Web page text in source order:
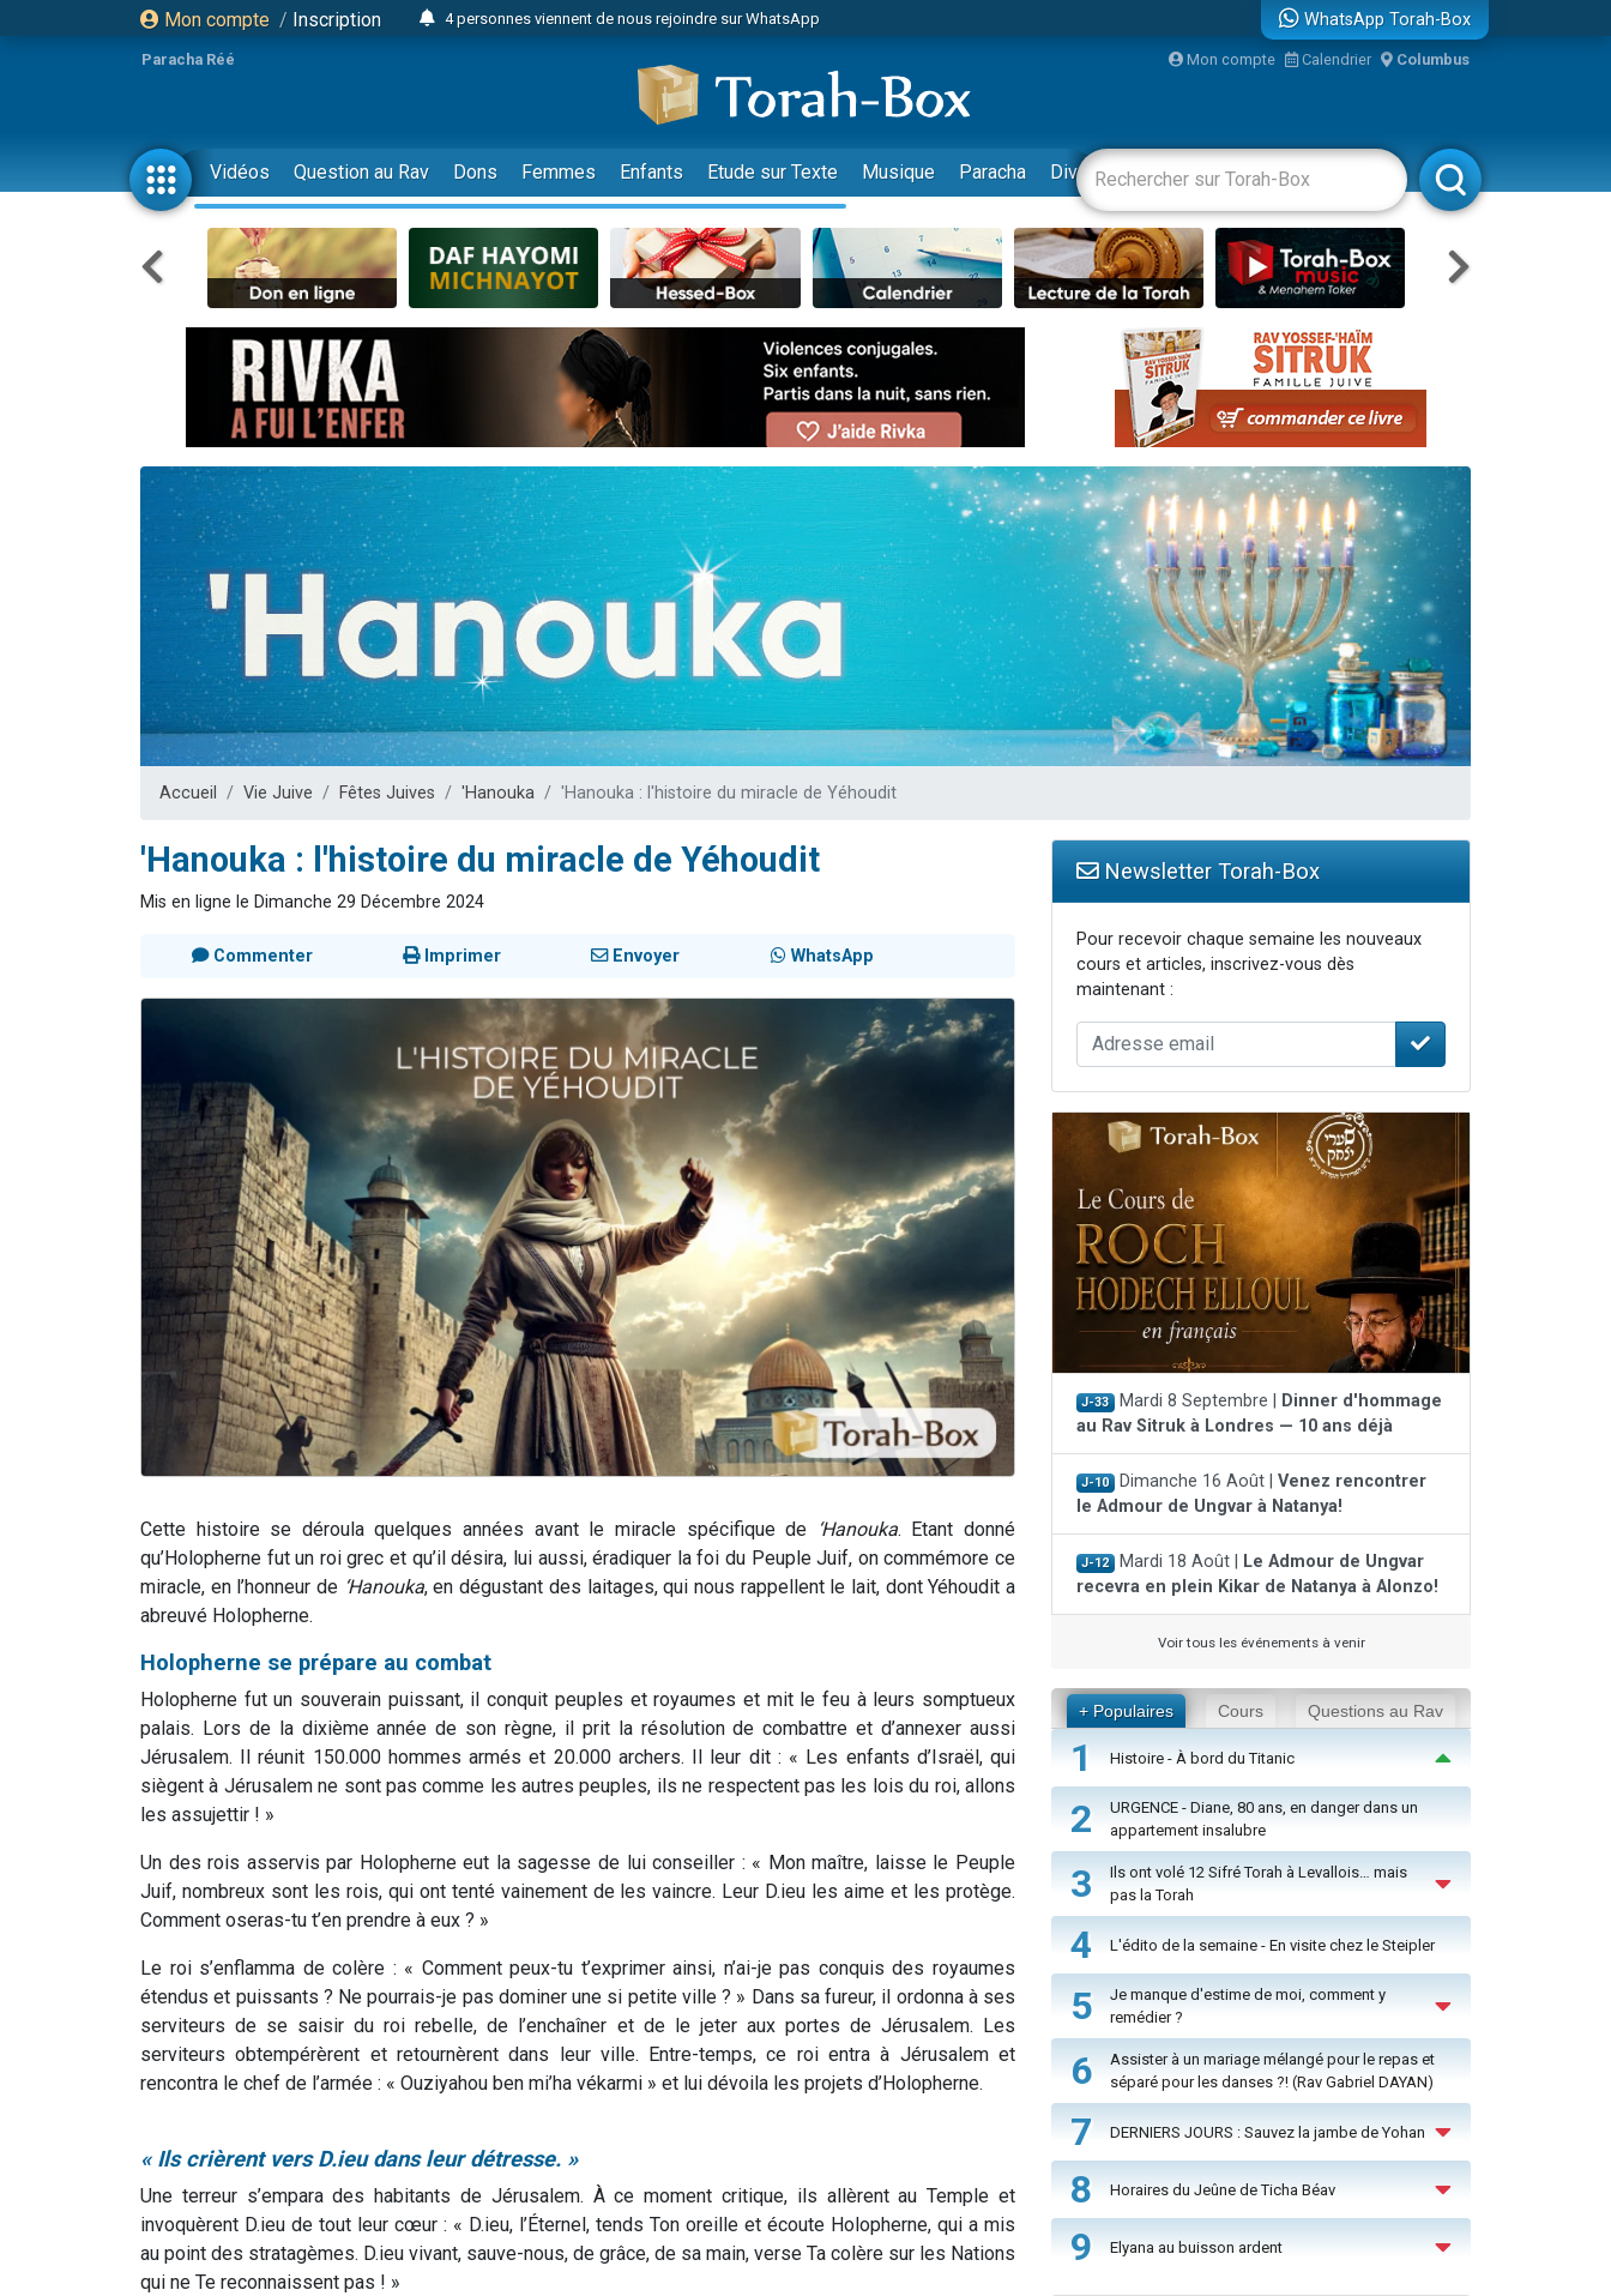
Mon compte / Inscription
4 personnes viennent de nous rejoindre sur WhatsApp
Odaya vient de donner son Maasser
3 personnes viennent de faire un don pour 5 jours de vacances aux Orphelins
3 personnes viennent de faire un don pour Diane, 80 ans, dans un appartement insalubre
13 personnes viennent de demander une bénédiction
2 personnes viennent de nous rejoindre sur WhatsApp
30 personnes viennent de faire un don pour Sauvez la jambe de Yohan
Il reste 49 places pour étudier en groupe sur Zoom
12 nouvelles musiques dans Torah-Box Music
3 personnes viennent de nous rejoindre sur WhatsApp
2 personnes viennent de nous rejoindre sur WhatsApp
3 personnes viennent de nous rejoindre sur WhatsApp
2 nouvelles musiques dans Torah-Box Music
8 personnes viennent de faire un don pour Tsédaka : pauvres d'Israel
Nouvelle émission radio : Visions de grandeur n°104 : Le Chabbath et le Birkat Hamazone à travers le temps
61 personnes viennent de demander une bénédiction
Ariel vient de donner son Maasser
Il reste 49 places pour étudier en groupe sur Zoom
Eva vient de donner son Maasser
WhatsApp Torah-Box
Paracha Réé Mon compte Calendrier Columbus
Vidéos Question au Rav Dons Femmes Enfants Etude sur Texte Musique Paracha Divertissements Livres Rabbanim
Accueil Vie Juive Fêtes Juives 'Hanouka 'Hanouka : l'histoire du miracle de Yéhoudit
'Hanouka : l'histoire du miracle de Yéhoudit
Mis en ligne le Dimanche 29 Décembre 2024
Commenter Imprimer Envoyer WhatsApp
Cette histoire se déroula quelques années avant le miracle spécifique de ‘Hanouka. Etant donné
qu’Holopherne fut un roi grec et qu’il désira, lui aussi, éradiquer la foi du Peuple Juif, on commémore ce
miracle, en l’honneur de ‘Hanouka, en dégustant des laitages, qui nous rappellent le lait, dont Yéhoudit a
abreuvé Holopherne.
Holopherne se prépare au combat
Holopherne fut un souverain puissant, il conquit peuples et royaumes et mit le feu à leurs somptueux
palais. Lors de la dixième année de son règne, il prit la résolution de combattre et d’annexer aussi
Jérusalem. Il réunit 150.000 hommes armés et 20.000 archers. Il leur dit : « Les enfants d’Israël, qui
siègent à Jérusalem ne sont pas comme les autres peuples, ils ne respectent pas les lois du roi, allons
les assujettir ! »
Un des rois asservis par Holopherne eut la sagesse de lui conseiller : « Mon maître, laisse le Peuple
Juif, nombreux sont les rois, qui ont tenté vainement de les vaincre. Leur D.ieu les aime et les protège.
Comment oseras-tu t’en prendre à eux ? »
Le roi s’enflamma de colère : « Comment peux-tu t’exprimer ainsi, n’ai-je pas conquis des royaumes
étendus et puissants ? Ne pourrais-je pas dominer une si petite ville ? » Dans sa fureur, il ordonna à ses
serviteurs de se saisir du roi rebelle, de l’enchaîner et de le jeter aux portes de Jérusalem. Les
serviteurs obtempérèrent et retournèrent dans leur ville. Entre-temps, ce roi entra à Jérusalem et
rencontra le chef de l’armée : « Ouziyahou ben mi’ha vékarmi » et lui dévoila les projets d’Holopherne.
« Ils crièrent vers D.ieu dans leur détresse. »
Une terreur s’empara des habitants de Jérusalem. À ce moment critique, ils allèrent au Temple et
invoquèrent D.ieu de tout leur cœur : « D.ieu, l’Éternel, tends Ton oreille et écoute Holopherne, qui a mis
au point des stratagèmes. D.ieu vivant, sauve-nous, de grâce, de sa main, verse Ta colère sur les Nations
qui ne Te reconnaissent pas ! »
Newsletter Torah-Box
Pour recevoir chaque semaine les nouveaux
cours et articles, inscrivez-vous dès
maintenant :
J-33 Mardi 8 Septembre |
Dinner d'hommage
au Rav Sitruk à Londres — 10 ans déjà
J-10 Dimanche 16 Août | Venez rencontrer
le Admour de Ungvar à Natanya!
J-12 Mardi 18 Août |
Le Admour de Ungvar
recevra en plein Kikar de Natanya à Alonzo!
Voir tous les événements à venir
+ Populaires Cours Questions au Rav
1 Histoire - À bord du Titanic
2
URGENCE - Diane, 80 ans, en danger dans un
appartement insalubre
3
Ils ont volé 12 Sifré Torah à Levallois… mais
pas la Torah
4 L'édito de la semaine - En visite chez le Steipler
5
Je manque d'estime de moi, comment y
remédier ?
6
Assister à un mariage mélangé pour le repas et
séparé pour les danses ?! (Rav Gabriel DAYAN)
7 DERNIERS JOURS : Sauvez la jambe de Yohan
8 Horaires du Jeûne de Ticha Béav
9 Elyana au buisson ardent